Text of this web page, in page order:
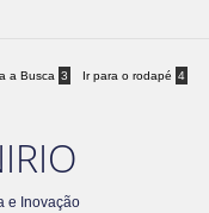
a Busca 3 Ir para o rodapé 4
e Inovação